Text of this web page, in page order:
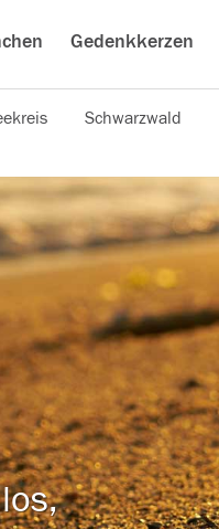
Gedenkkerzen
Schwarzwald